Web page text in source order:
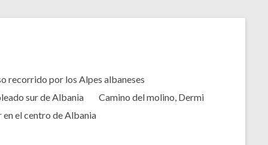
recorrido por los Alpes albaneses
sur de Albania
Camino del molino, Dermi
en el centro de Albania